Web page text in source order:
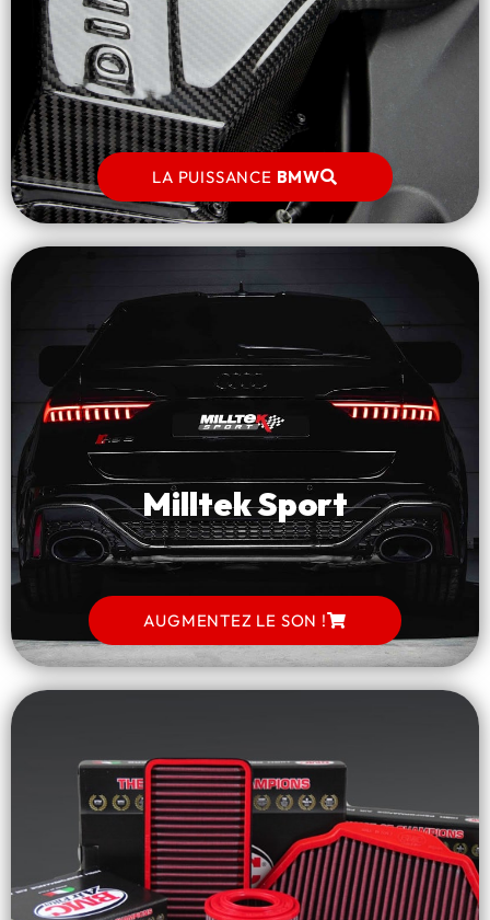
LA PUISSANCE BMW
Milltek Sport
AUGMENTEZ LE SON !